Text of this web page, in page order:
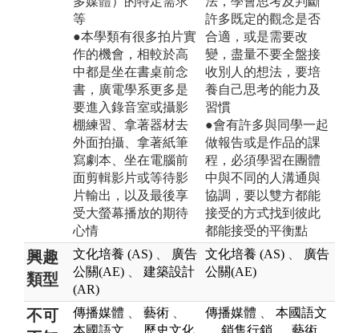
等
●本學類有很多拍片實
作的機會，相較於高
中都是坐在書桌前念
書，廣電學系更多是
要進入錄音室或攝影
棚練習、拿著器材去
外面拍攝、拿著紙筆
寫劇本、坐在電腦前
面剪輯影片或等待影
片輸出，以及最後享
受大螢幕播放的期待
心情
許多既定的觀念是否
合適，或是需要改
變，盡量不要全盤接
收別人的想法，要培
養自己思考的能力及
習慣
●會有許多與同學一起
做報告或是作品的課
程，必須學習在團體
中與不同的人溝通與
協調，要以雙方都能
接受的方式找到彼此
都能接受的平衡點
興趣
類型
文化培養 (AS)
廣告
公關(AE)
建築設計
(AR)
文化培養 (AS)
廣告
公關(AE)
不可
傳播媒體 藝術
本國語文
歷史文化
傳播媒體
本國語文
銷售行銷
藝術